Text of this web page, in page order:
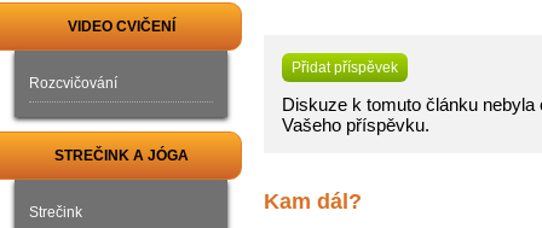
Přidat příspěvek
Diskuze k tomuto článku
Vašeho příspěvku.
Kam dál?
VIDEO CVIČENÍ
Rozcvičování
STREČINK A JÓGA
Strečink